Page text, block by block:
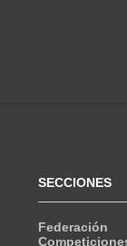
SECCIONES
Federación